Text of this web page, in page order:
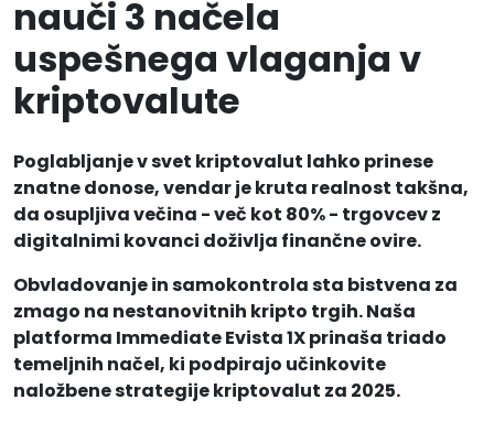
nauči 3 načela
uspešnega vlaganja v
kriptovalute
Poglabljanje v svet kriptovalut lahko prinese
znatne donose, vendar je kruta realnost takšna,
da osupljiva večina - več kot 80% - trgovcev z
digitalnimi kovanci doživlja finančne ovire.
Obvladovanje in samokontrola sta bistvena za
zmago na nestanovitnih kripto trgih. Naša
platforma Immediate Evista 1X prinaša triado
temeljnih načel, ki podpirajo učinkovite
naložbene strategije kriptovalut za 2025.